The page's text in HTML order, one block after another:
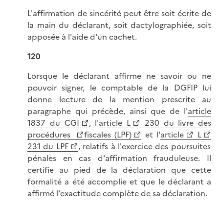
L'affirmation de sincérité peut être soit écrite de
la main du déclarant, soit dactylographiée, soit
apposée à l'aide d'un cachet.
120
Lorsque le déclarant affirme ne savoir ou ne
pouvoir signer, le comptable de la DGFIP lui
donne lecture de la mention prescrite au
paragraphe qui précède, ainsi que de l'article
1837 du CGI
, l'article L
230 du livre des
procédures
fiscales (LPF) et l'article
L
231 du LPF
, relatifs à l'exercice des poursuites
pénales en cas d'affirmation frauduleuse. Il
certifie au pied de la déclaration que cette
formalité a été accomplie et que le déclarant a
affirmé l'exactitude complète de sa déclaration.